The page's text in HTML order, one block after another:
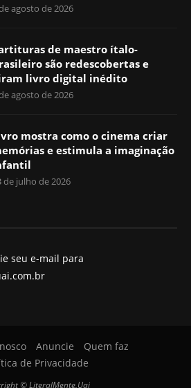
agosto de 2026
de maestro ítalo-
são redescobertas e
livro digital inédito
agosto de 2026
mostra como o cinema criar
e estimula a imaginação
de julho de 2026
seu e-mail para
Anuncie
Quem faz
de Privacidade
© LiteralMente,Uai